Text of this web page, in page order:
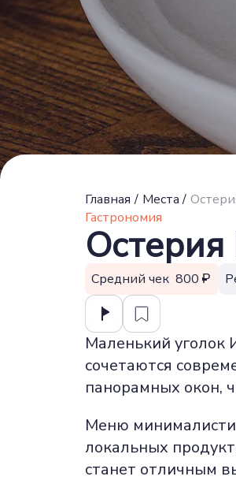
Главная / Места /
Гастрономия
Остерия
Средний чек 800
Маленький уголок
сочетаются
панорамных окон,
Меню
локальных
станет отличным